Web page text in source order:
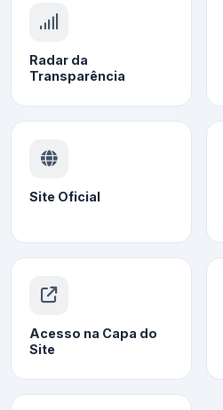
Radar da
Transparência
Site Oficial
Acesso na Capa do
Site